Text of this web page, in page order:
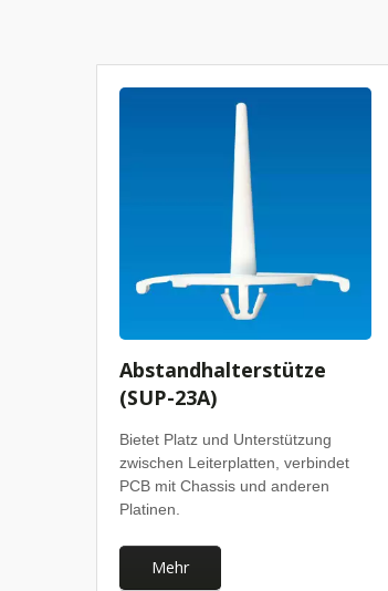
Abstandhalterstütze
(SUP-23A)
Bietet Platz und Unterstützung
zwischen Leiterplatten, verbindet
PCB mit Chassis und anderen
Platinen.
Mehr